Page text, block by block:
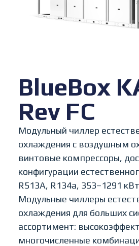
BlueBox
Rev FC
Модульный чиллер
охлаждения с воздушным
винтовые компрессоры,
конфигурации
R513A, R134a, 353–1291 кВт
Модульные чиллеры
охлаждения для больших
ассортимент:
многочисленные